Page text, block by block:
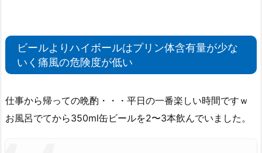
ビールよりハイボールはプリン体含有量が少な
いく痛風の危険度が低い
仕事から帰っての晩酌・・・平日の一番楽しい時間ですｗ
お風呂でてから350ml缶ビールを2〜3本飲んでいました。